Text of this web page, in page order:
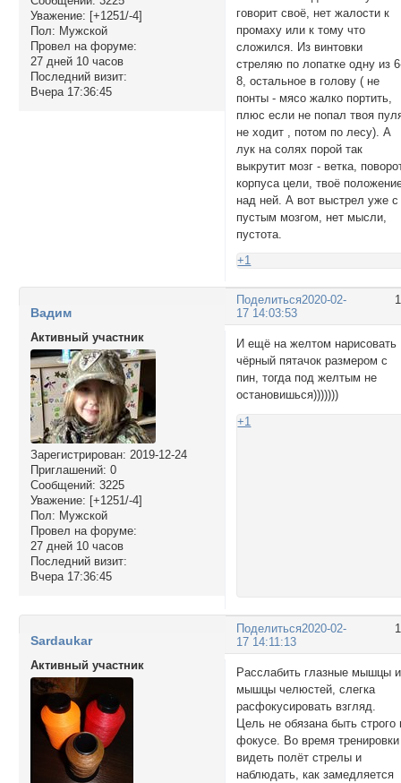
Уважение: [+1251/-4]
Пол: Мужской
Провел на форуме:
27 дней 10 часов
Последний визит:
Вчера 17:36:45
говорит своё, нет жалости к
промаху или к тому что
сложился. Из винтовки
стреляю по лопатке одну из
8, остальное в голову ( не
понты - мясо жалко портить,
плюс если не попал твоя
не ходит , потом по лесу). А
лук на солях порой так
выкрутит мозг - ветка,
корпуса цели, твоё
над ней. А вот выстрел уже с
пустым мозгом, нет мысли,
пустота.
+1
Поделиться2020-02-
17 14:03:53
Вадим
Активный участник
Зарегистрирован: 2019-12-24
Приглашений: 0
Сообщений: 3225
Уважение: [+1251/-4]
Пол: Мужской
Провел на форуме:
27 дней 10 часов
Последний визит:
Вчера 17:36:45
И ещё на желтом нарисовать
чёрный пятачок размером с
пин, тогда под желтым не
остановишься)))))))
+1
Поделиться2020-02-
17 14:11:13
Sardaukar
Активный участник
Расслабить глазные мышцы и
мышцы челюстей, слегка
расфокусировать взгляд.
Цель не обязана быть строго
фокусе. Во время тренировки
видеть полёт стрелы и
наблюдать, как замедляется